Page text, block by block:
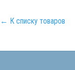
← К списку товаров